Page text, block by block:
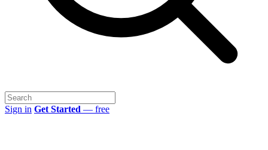
Sign in Get Started — free